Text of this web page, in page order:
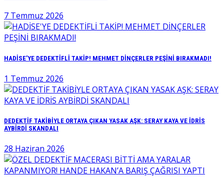
7 Temmuz 2026
HADİSE’YE DEDEKTİFLİ TAKİP! MEHMET DİNÇERLER PEŞİNİ BIRAKMADI!
1 Temmuz 2026
DEDEKTİF TAKİBİYLE ORTAYA ÇIKAN YASAK AŞK: SERAY KAYA VE İDRİS
AYBİRDİ SKANDALI
28 Haziran 2026